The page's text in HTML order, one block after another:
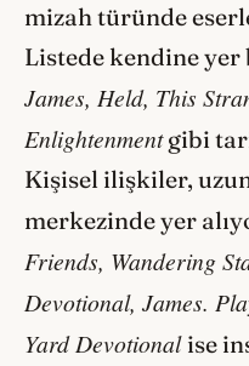
mizah türünde
Listede kendine
James, Held, This
Enlightenmentgibi
Kişisel ilişkiler,
merkezinde yer
Friends, Wandering
Devotional, James.
Yard Devotional ise